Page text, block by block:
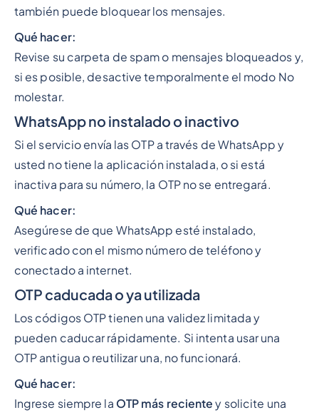
también puede bloquear los mensajes.
Qué hacer:
Revise su carpeta de spam o mensajes bloqueados y,
si es posible, desactive temporalmente el modo No
molestar.
WhatsApp no instalado o inactivo
Si el servicio envía las OTP a través de WhatsApp y
usted no tiene la aplicación instalada, o si está
inactiva para su número, la OTP no se entregará.
Qué hacer:
Asegúrese de que WhatsApp esté instalado,
verificado con el mismo número de teléfono y
conectado a internet.
OTP caducada o ya utilizada
Los códigos OTP tienen una validez limitada y
pueden caducar rápidamente. Si intenta usar una
OTP antigua o reutilizar una, no funcionará.
Qué hacer:
Ingrese siempre la OTP más reciente y solicite una